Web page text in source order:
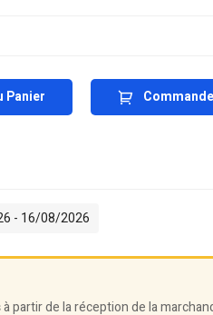
Panier
- 16/08/2026
à partir de la réception de la